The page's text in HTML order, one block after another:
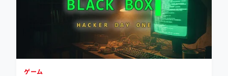
ゲーム